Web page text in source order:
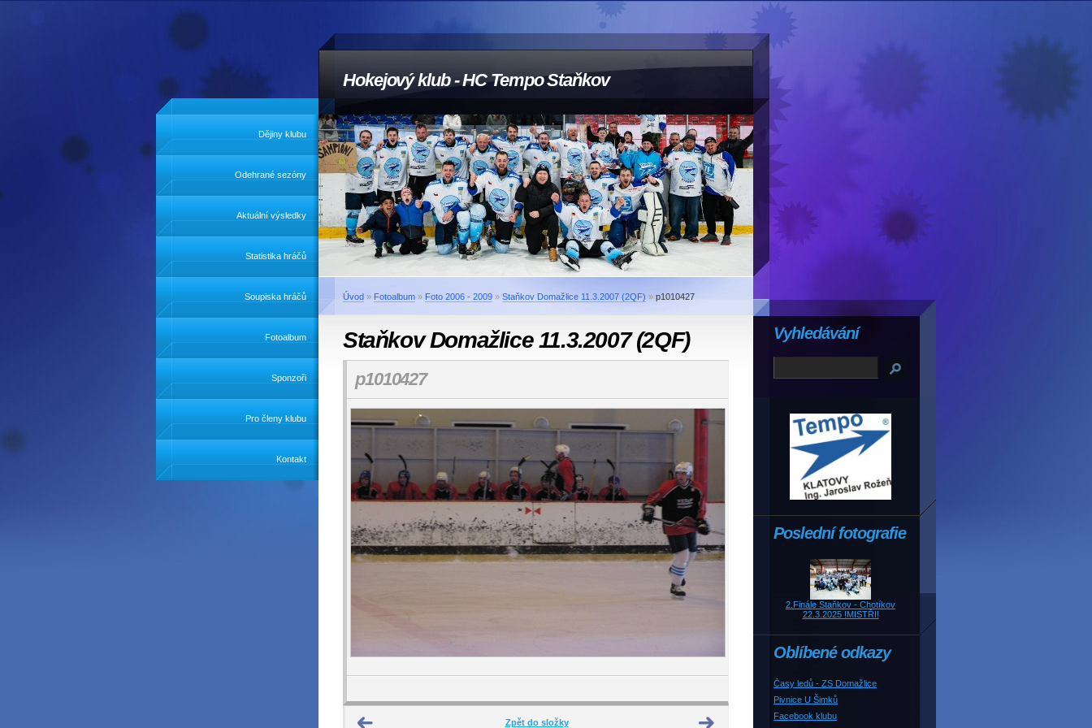
Hokejový klub - HC Tempo Staňkov
Dějiny klubu
Odehrané sezóny
Aktuální výsledky
Statistika hráčů
Soupiska hráčů
Fotoalbum
Sponzoři
Pro členy klubu
Kontakt
Úvod » Fotoalbum » Foto 2006 - 2009 » Staňkov Domažlice 11.3.2007 (2QF) » p1010427
Staňkov Domažlice 11.3.2007 (2QF)
p1010427
Zpět do složky
Poslední fotografie
2.Finále Staňkov - Chotíkov
22.3.2025 !MISTŘI!
Oblíbené odkazy
Časy ledů - ZS Domažlice
Pivnice U Šimků
Facebook klubu
Vyhledávání